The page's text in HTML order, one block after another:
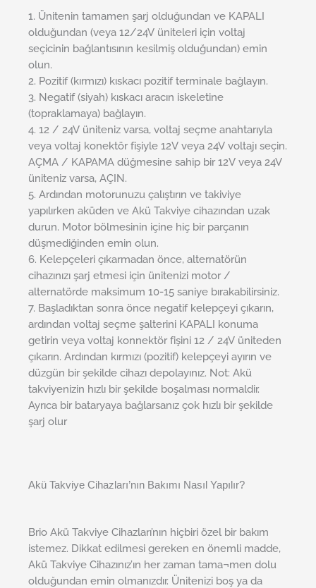
1. Ünitenin tamamen şarj olduğundan ve KAPALI
olduğundan (veya 12/24V üniteleri için voltaj
seçicinin bağlantısının kesilmiş olduğundan) emin
olun.
2. Pozitif (kırmızı) kıskacı pozitif terminale bağlayın.
3. Negatif (siyah) kıskacı aracın iskeletine
(topraklamaya) bağlayın.
4. 12 / 24V üniteniz varsa, voltaj seçme anahtarıyla
veya voltaj konektör fişiyle 12V veya 24V voltajı seçin.
AÇMA / KAPAMA düğmesine sahip bir 12V veya 24V
üniteniz varsa, AÇIN.
5. Ardından motorunuzu çalıştırın ve takiviye
yapılırken aküden ve Akü Takviye cihazından uzak
durun. Motor bölmesinin içine hiç bir parçanın
düşmediğinden emin olun.
6. Kelepçeleri çıkarmadan önce, alternatörün
cihazınızı şarj etmesi için ünitenizi motor /
alternatörde maksimum 10-15 saniye bırakabilirsiniz.
7. Başladıktan sonra önce negatif kelepçeyi çıkarın,
ardından voltaj seçme şalterini KAPALI konuma
getirin veya voltaj konnektör fişini 12 / 24V üniteden
çıkarın. Ardından kırmızı (pozitif) kelepçeyi ayırın ve
düzgün bir şekilde cihazı depolayınız. Not: Akü
takviyenizin hızlı bir şekilde boşalması normaldir.
Ayrıca bir bataryaya bağlarsanız çok hızlı bir şekilde
şarj olur
Akü Takviye Cihazları’nın Bakımı Nasıl Yapılır?
Brio Akü Takviye Cihazları’nın hiçbiri özel bir bakım
istemez. Dikkat edilmesi gereken en önemli madde,
Akü Takviye Cihazınız’ın her zaman tama¬men dolu
olduğundan emin olmanızdır. Ünitenizi boş ya da